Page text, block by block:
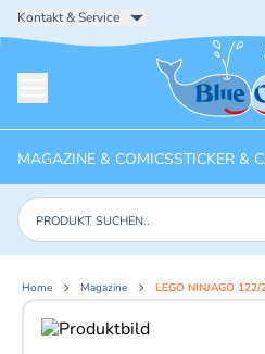
Kontakt & Service
Startseite
MAGAZINE & COMICSSTICKER &
Produkte suchen
Home Magazine LEGO NINJAGO 122/
Aktuelles Bild: 1 von 2